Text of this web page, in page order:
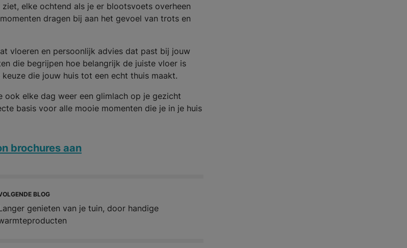
elke ochtend als je er blootsvoets overheen
dragen bij aan het gevoel van trots en
vloeren en persoonlijk advies dat past bij jouw
die begrijpen hoe belangrijk de juiste vloer is
die jouw huis tot een echt thuis maakt.
elke dag weer een glimlach op je gezicht
basis voor alle mooie momenten die je in je huis
brochures aan
BLOG
genieten van je tuin, door handige